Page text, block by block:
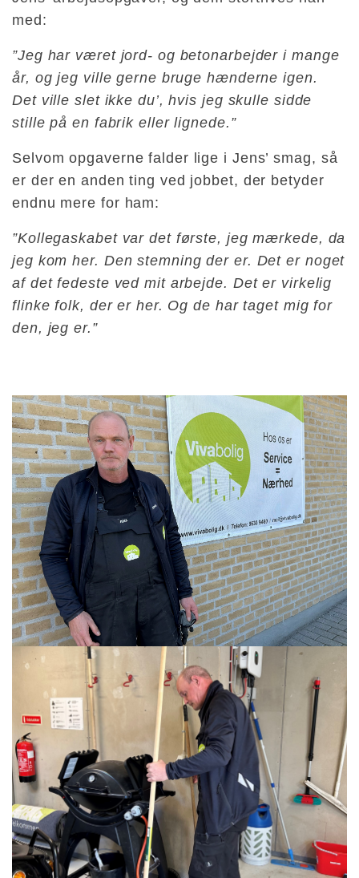
med:
”Jeg har været jord- og betonarbejder i mange
år, og jeg ville gerne bruge hænderne igen.
Det ville slet ikke du’, hvis jeg skulle sidde
stille på en fabrik eller lignede.”
Selvom opgaverne falder lige i Jens’ smag, så
er der en anden ting ved jobbet, der betyder
endnu mere for ham:
”Kollegaskabet var det første, jeg mærkede, da
jeg kom her. Den stemning der er. Det er noget
af det fedeste ved mit arbejde. Det er virkelig
flinke folk, der er her. Og de har taget mig for
den, jeg er.”